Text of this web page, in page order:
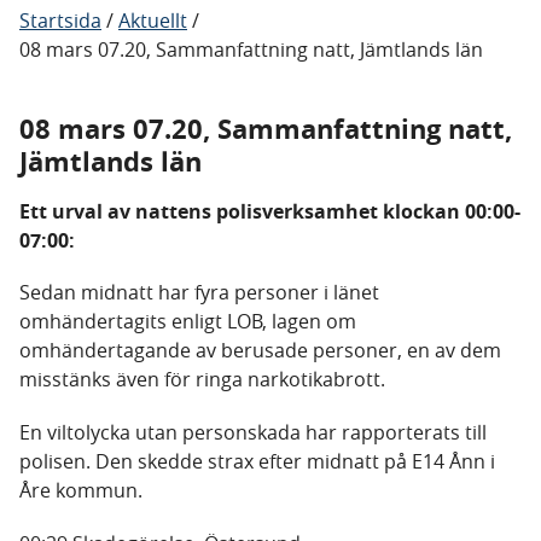
Startsida /Aktuellt/
08 mars 07.20, Sammanfattning natt, Jämtlands län
08 mars 07.20, Sammanfattning natt,
Jämtlands län
Ett urval av nattens polisverksamhet klockan 00:00-
07:00:
Sedan midnatt har fyra personer i länet
omhändertagits enligt LOB, lagen om
omhändertagande av berusade personer, en av dem
misstänks även för ringa narkotikabrott.
En viltolycka utan personskada har rapporterats till
polisen. Den skedde strax efter midnatt på E14 Ånn i
Åre kommun.